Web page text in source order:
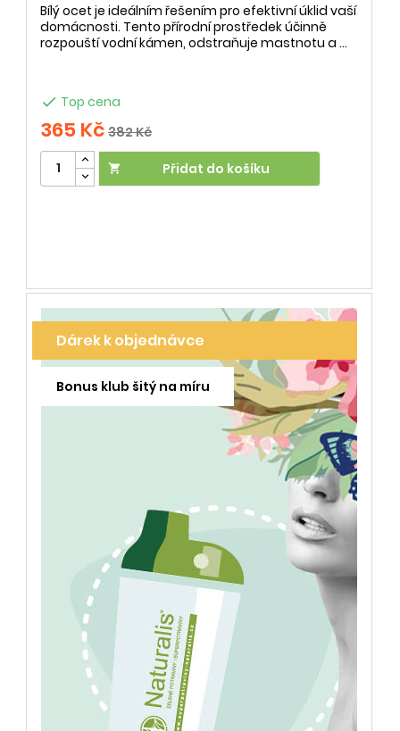
Bílý ocet je ideálním řešením pro efektivní úklid vaší
domácnosti. Tento přírodní prostředek účinně
rozpouští vodní kámen, odstraňuje mastnotu a ...
 Top cena
365 Kč 382 Kč
 Přidat do košíku
Dárek k objednávce
Bonus klub šitý na míru